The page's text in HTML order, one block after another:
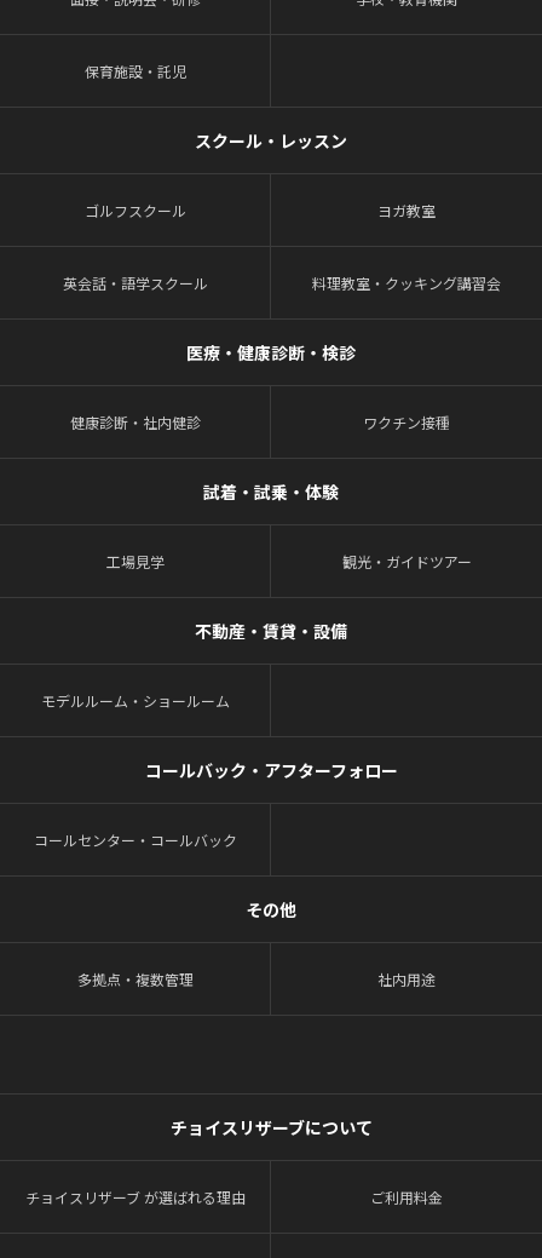
保育施設・託児
スクール・レッスン
ゴルフスクール ヨガ教室
英会話・語学スクール 料理教室・クッキング講習会
医療・健康診断・検診
健康診断・社内健診 ワクチン接種
試着・試乗・体験
工場見学 観光・ガイドツアー
不動産・賃貸・設備
モデルルーム・ショールーム
コールバック・アフターフォロー
コールセンター・コールバック
その他
多拠点・複数管理 社内用途
チョイスリザーブについて
チョイスリザーブ が選ばれる理由 ご利用料金